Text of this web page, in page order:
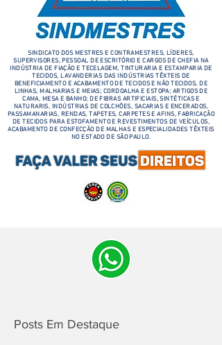
SINDICATO DOS MESTRES E CONTRAMESTRES, LÍDERES,
SUPERVISORES, PESSOAL DE ESCRITÓRIO E CARGOS DE CHEFIA NA
INDÚSTRIA DE FIAÇÃO E TECELAGEM, TINTURARIA E ESTAMPARIA DE
TECIDOS, LAVANDERIAS DAS INDÚSTRIAS TÊXTEIS DE
BENEFICIAMENTO E ACABAMENTO DE TECIDOS E NÃO TECIDOS, DE
LINHAS, MALHARIAS E MEIAS; CORDOALHA E ESTOPA; ARTIGOS DE
CAMA, MESA E BANHO; DE FIBRAS ARTIFICIAIS, SINTÉTICAS E
NATURARIS, INDÚSTRIAS DE COLCHÕES, SACARIAS E ENCERADOS,
PASSAMANARIAS, RENDAS, TAPETES, CARPETES E AFINS, FABRICAÇÃO
DE TECIDOS PARA ESTOFAMENTO E REVESTIMENTOS DE VEÍCULOS,
ACABAMENTO DE CONFECÇÃO DE MALHAS E ESPECIALIDADES TÊXTEIS
NO ESTADO DE SÃO PAULO.
Posts Em Destaque